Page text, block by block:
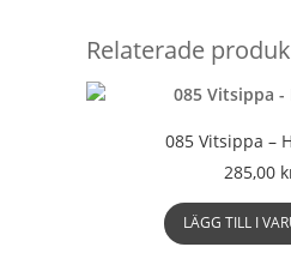
Relaterade
085 Vitsippa –
285,00
LÄGG TILL I